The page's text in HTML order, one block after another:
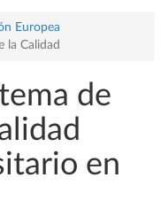
Europea
la Calidad
de
en